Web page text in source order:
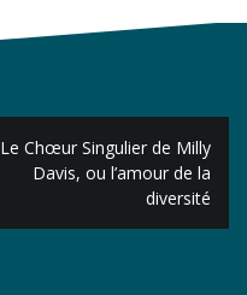
Le Chœur Singulier de Milly
Davis, ou l’amour de la
diversité